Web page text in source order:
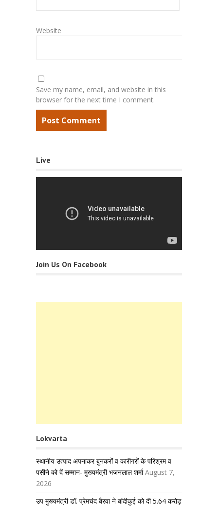
Website
Save my name, email, and website in this
browser for the next time I comment.
Live
Join Us On Facebook
Lokvarta
स्थानीय उत्पाद अपनाकर बुनकरों व कारीगरों के परिश्रम व
पसीने को दें सम्मान- मुख्यमंत्री भजनलाल शर्मा August 7,
2026
उप मुख्यमंत्री डॉ. प्रेमचंद बैरवा ने बांदीकुई को दी 5.64 करोड़